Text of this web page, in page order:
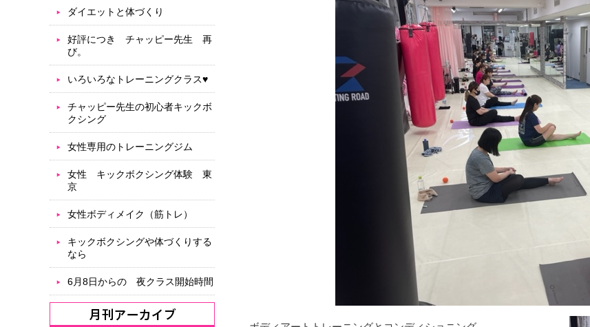
ダイエットと体づくり
好評につき チャッピー先生 再
び。
いろいろなトレーニングクラス♥
チャッピー先生の初心者キックボ
クシング
女性専用のトレーニングジム
女性 キックボクシング体験 東
京
女性ボディメイク（筋トレ）
キックボクシングや体づくりする
なら
6月8日からの 夜クラス開始時間